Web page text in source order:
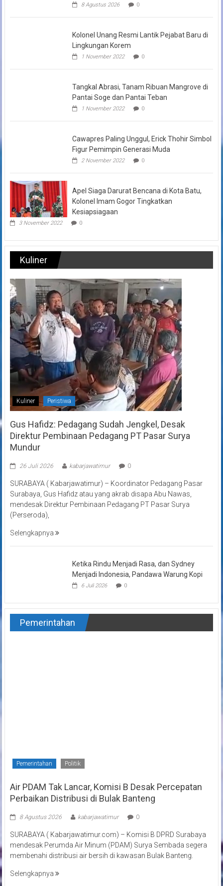
8 Agustus 2026 0
Kolonel Unang Resmi Lantik Pejabat Baru di
Lingkungan Korem
1 November 2022 0
Tangkal Abrasi, Tanam Ribuan Mangrove di
Pantai Soge dan Pantai Teban
1 November 2022 0
Cawapres Paling Unggul, Erick Thohir Simbol
Figur Pemimpin Generasi Muda
2 November 2022 0
Apel Siaga Darurat Bencana di Kota Batu,
Kolonel Imam Gogor Tingkatkan
Kesiapsiagaan
3 November 2022 0
Kuliner
Kuliner Peristiwa
Gus Hafidz: Pedagang Sudah Jengkel, Desak
Direktur Pembinaan Pedagang PT Pasar Surya
Mundur
26 Juli 2026 kabarjawatimur 0
SURABAYA ( Kabarjawatimur) – Koordinator Pedagang Pasar
Surabaya, Gus Hafidz atau yang akrab disapa Abu Nawas,
mendesak Direktur Pembinaan Pedagang PT Pasar Surya
(Perseroda),
Selengkapnya
Ketika Rindu Menjadi Rasa, dan Sydney
Menjadi Indonesia, Pandawa Warung Kopi
6 Juli 2026 0
Pemerintahan
Pemerintahan Politik
Air PDAM Tak Lancar, Komisi B Desak Percepatan
Perbaikan Distribusi di Bulak Banteng
8 Agustus 2026 kabarjawatimur 0
SURABAYA ( Kabarjawatimur.com) – Komisi B DPRD Surabaya
mendesak Perumda Air Minum (PDAM) Surya Sembada segera
membenahi distribusi air bersih di kawasan Bulak Banteng.
Selengkapnya